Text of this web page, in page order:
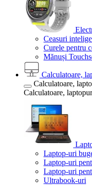
Ceasuri
Curele pentru
Mănuși
Calculatoare,
Calculatoare,
Calculatoare,
Laptop-uri
Laptop-uri
Laptop-uri
Ultrabook-uri